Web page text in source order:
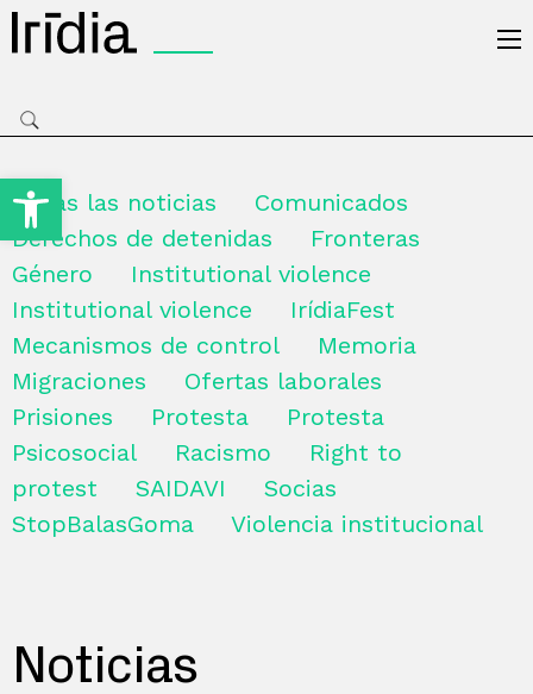
Open toolbar
Todas las noticias
Comunicados
Derechos de detenidas
Fronteras
Género
Institutional violence
Institutional violence
IrídiaFest
Mecanismos de control
Memoria
Migraciones
Ofertas laborales
Prisiones
Protesta
Protesta
Psicosocial
Racismo
Right to
protest
SAIDAVI
Socias
StopBalasGoma
Violencia institucional
Noticias